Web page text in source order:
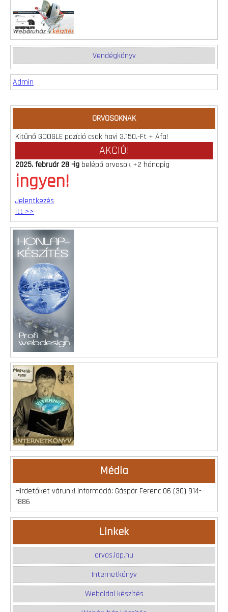
Vendégkönyv
Admin
ORVOSOKNAK
Kitűnő GOOGLE pozíció csak havi 3.150.-Ft + Áfa!
AKCIÓ!
2025. február 28 -ig belépő orvosok +2 hónapig
ingyen!
Jelentkezés
itt >>
Média
Hirdetőket várunk! Információ: Gáspár Ferenc 06 (30) 914-
1886
Linkek
orvos.lap.hu
Internetkönyv
Weboldal készítés